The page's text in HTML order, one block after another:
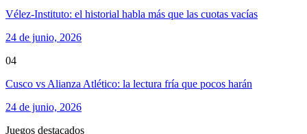
Vélez-Instituto: el historial habla más que las cuotas vacías
24 de junio, 2026
04
Cusco vs Alianza Atlético: la lectura fría que pocos harán
24 de junio, 2026
Juegos destacados